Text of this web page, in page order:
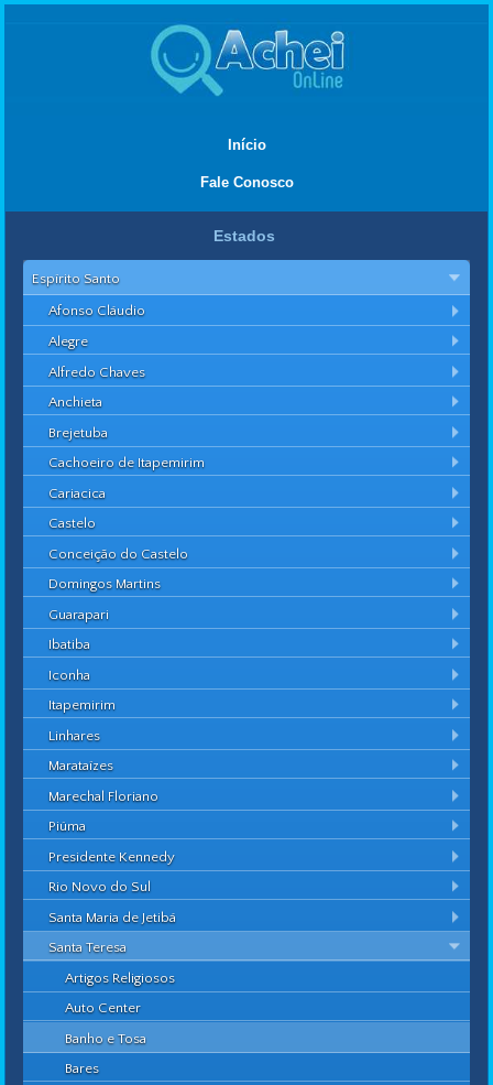
Início
Fale Conosco
Estados
Espírito Santo
Afonso Cláudio
Alegre
Alfredo Chaves
Anchieta
Brejetuba
Cachoeiro de Itapemirim
Cariacica
Castelo
Conceição do Castelo
Domingos Martins
Guarapari
Ibatiba
Iconha
Itapemirim
Linhares
Marataízes
Marechal Floriano
Piúma
Presidente Kennedy
Rio Novo do Sul
Santa Maria de Jetibá
Santa Teresa
Artigos Religiosos
Auto Center
Banho e Tosa
Bares